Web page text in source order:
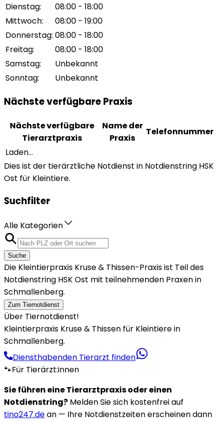
Dienstag:
08:00 - 18:00
Mittwoch:
08:00 - 19:00
Donnerstag: 08:00 - 18:00
Freitag:
08:00 - 18:00
Samstag:
Unbekannt
Sonntag: Unbekannt
Nächste verfügbare Praxis
Nächste verfügbare
Tierarztpraxis
Name der
Praxis
Telefonnummer
Laden...
Dies ist der tierärztliche Notdienst in Notdienstring HSK
Ost für Kleintiere.
Suchfilter
Alle Kategorien
Suche
Die Kleintierpraxis Kruse & Thissen-Praxis ist Teil des
Notdienstring HSK Ost mit teilnehmenden Praxen in
Schmallenberg.
Zum Tiernotdienst
Über Tiernotdienst!
Kleintierpraxis Kruse & Thissen für Kleintiere in
Schmallenberg.
Diensthabenden Tierarzt finden
🐾Für Tierärzt:innen
Sie führen eine Tierarztpraxis oder einen
Notdienstring? Melden Sie sich kostenfrei auf
tino247.dean — Ihre Notdienstzeiten erscheinen dann